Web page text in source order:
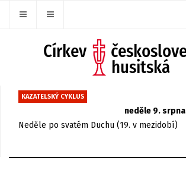
KAZATELSKÝ CYKLUS
neděle 9. srpna
Neděle po svatém Duchu (19. v mezidobí)